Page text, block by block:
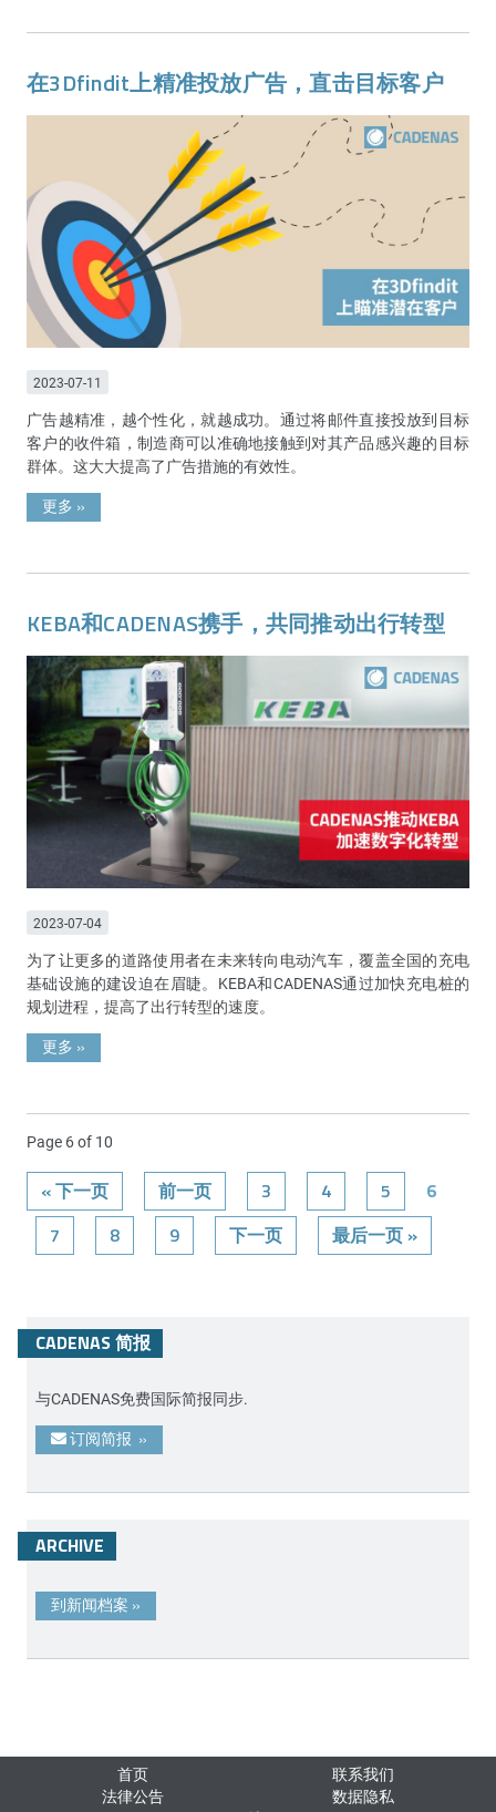
在3Dfindit上精准投放广告，直击目标客户
2023-07-11
广告越精准，越个性化，就越成功。通过将邮件直接投放到目标
客户的收件箱，制造商可以准确地接触到对其产品感兴趣的目标
群体。这大大提高了广告措施的有效性。
更多 »
KEBA和CADENAS携手，共同推动出行转型
2023-07-04
为了让更多的道路使用者在未来转向电动汽车，覆盖全国的充电
基础设施的建设迫在眉睫。KEBA和CADENAS通过加快充电桩的
规划进程，提高了出行转型的速度。
更多 »
Page 6 of 10
« 下一页 前一页 3 4 5
6
7
8 9 下一页 最后一页 »
CADENAS 简报
与CADENAS免费国际简报同步.
订阅简报 »
ARCHIVE
到新闻档案 »
首页
联系我们
法律公告
数据隐私